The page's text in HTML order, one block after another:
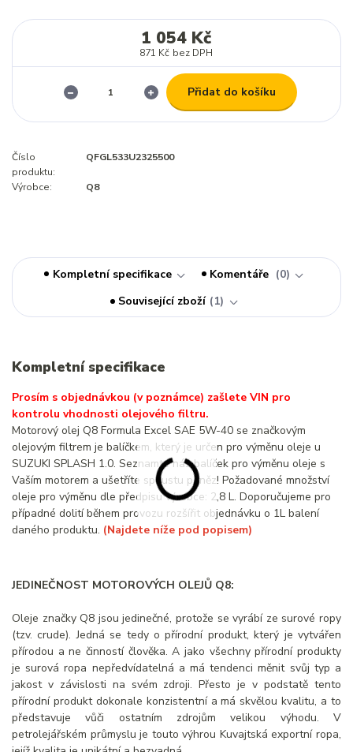
1 054 Kč
871 Kč bez DPH
Přidat do košíku
Číslo
produktu:
QFGL533U2325500
Výrobce: Q8
Kompletní specifikace Komentáře
0
Související zboží
1
Kompletní specifikace
Prosím s objednávkou (v poznámce) zašlete VIN pro
kontrolu vhodnosti olejového filtru.
Motorový olej Q8 Formula Excel SAE 5W-40 se značkovým
olejovým filtrem je balíčkem, který je určen pro výměnu oleje u
SUZUKI SPLASH 1.0. Seznamte náš balíček pro výměnu oleje s
Vaším motorem a ušetříte spoustu peněz! Požadované množství
oleje pro výměnu dle předpisu výrobce: 2,8 L. Doporučujeme pro
případné dolití během provozu rozšířit objednávku o 1L balení
daného produktu. (Najdete níže pod popisem)
JEDINEČNOST MOTOROVÝCH OLEJŮ Q8:
Oleje značky Q8 jsou jedinečné, protože se vyrábí ze surové ropy
(tzv. crude). Jedná se tedy o přírodní produkt, který je vytvářen
přírodou a ne činností člověka. A jako všechny přírodní produkty
je surová ropa nepředvídatelná a má tendenci měnit svůj typ a
jakost v závislosti na svém zdroji. Přesto je v podstatě tento
přírodní produkt dokonale konzistentní a má skvělou kvalitu, a to
představuje vůči ostatním zdrojům velikou výhodu. V
petrolejářském průmyslu je touto výhrou Kuvajtská exportní ropa,